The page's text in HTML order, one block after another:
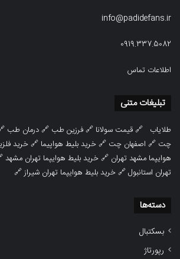
info@padidefans.ir
0919.337.5082
اطلاعات تماس
تبلیغات متنی
طلایاب 🔗قیمت سولانا 🔗فرزین طب 🔗درمان طب
چت 🔗 اصفهان چت 🔗خرید بلیط هواپیما 🔗خرید
هوایپما مشهد تهران 🔗خرید بلیط هوایپما تهران مشهد
تهران استانبول🔗خرید بلیط هوایپما تهران شیراز🔗
دسته‌ها
بسکتبال
رپورتاژ